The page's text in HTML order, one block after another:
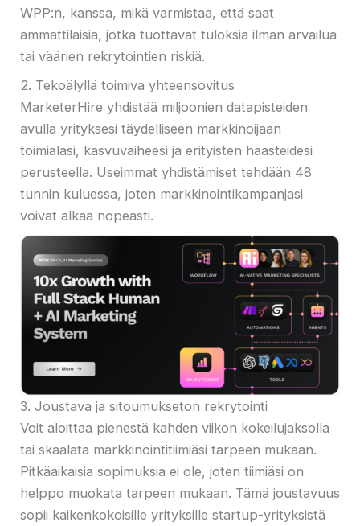
WPP:n, kanssa, mikä varmistaa, että saat
ammattilaisia, jotka tuottavat tuloksia ilman arvailua
tai väärien rekrytointien riskiä.
2. Tekoälyllä toimiva yhteensovitus
MarketerHire yhdistää miljoonien datapisteiden
avulla yrityksesi täydelliseen markkinoijaan
toimialasi, kasvuvaiheesi ja erityisten haasteidesi
perusteella. Useimmat yhdistämiset tehdään 48
tunnin kuluessa, joten markkinointikampanjasi
voivat alkaa nopeasti.
3. Joustava ja sitoumukseton rekrytointi
Voit aloittaa pienestä kahden viikon kokeilujaksolla
tai skaalata markkinointitiimiäsi tarpeen mukaan.
Pitkäaikaisia ​​sopimuksia ei ole, joten tiimiäsi on
helppo muokata tarpeen mukaan. Tämä joustavuus
sopii kaikenkokoisille yrityksille startup-yrityksistä